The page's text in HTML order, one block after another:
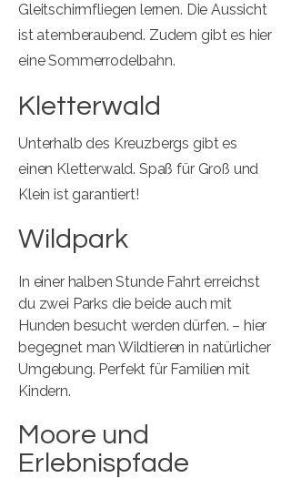
Gleitschirmfliegen lernen. Die Aussicht
ist atemberaubend. Zudem gibt es hier
eine Sommerrodelbahn.
Kletterwald
Unterhalb des Kreuzbergs gibt es
einen Kletterwald. Spaß für Groß und
Klein ist garantiert!
Wildpark
In einer halben Stunde Fahrt erreichst
du zwei Parks die beide auch mit
Hunden besucht werden dürfen. – hier
begegnet man Wildtieren in natürlicher
Umgebung. Perfekt für Familien mit
Kindern.
Moore und
Erlebnispfade